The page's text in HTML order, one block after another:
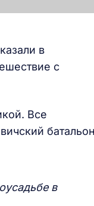
в
с
Все
в